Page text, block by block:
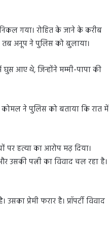
गया। रोहित के जाने के करीब
तब अनूप ने पुलिस को बुलाया।
आए थे, जिन्होंने मम्मी-पापा की
कोमल ने पुलिस को बताया कि रात में
हत्या का आरोप मढ़ दिया।
उसकी पत्नी का विवाद चल रहा है।
प्रेमी फरार है। प्रॉपर्टी विवाद